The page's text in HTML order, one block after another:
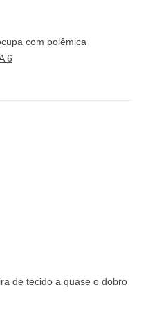
com polêmica
6
de tecido a quase o dobro